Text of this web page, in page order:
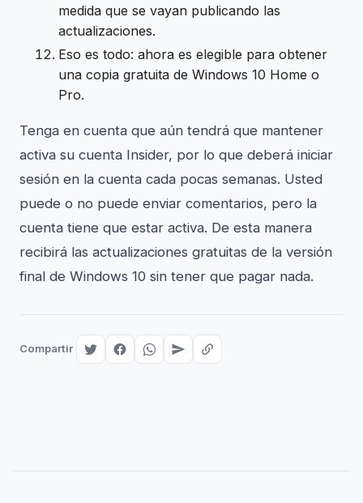
medida que se vayan publicando las
actualizaciones.
Eso es todo: ahora es elegible para obtener
una copia gratuita de Windows 10 Home o
Pro.
Tenga en cuenta que aún tendrá que mantener
activa su cuenta Insider, por lo que deberá iniciar
sesión en la cuenta cada pocas semanas. Usted
puede o no puede enviar comentarios, pero la
cuenta tiene que estar activa. De esta manera
recibirá las actualizaciones gratuitas de la versión
final de Windows 10 sin tener que pagar nada.
Compartir